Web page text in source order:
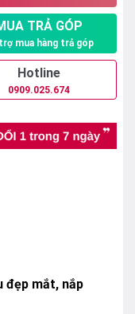
TRẢ GÓP
mua hàng trả góp
Hotline
0909.025.674
đẹp mắt, nắp